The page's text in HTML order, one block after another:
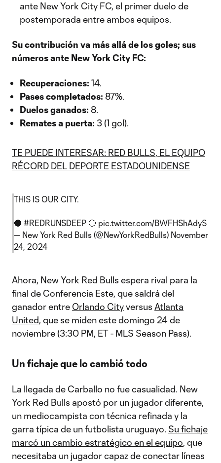
ante New York City FC, el primer duelo de
postemporada entre ambos equipos.
Su contribución va más allá de los goles; sus
números ante New York City FC:
Recuperaciones: 14.
Pases completados: 87%.
Duelos ganados: 8.
Remates a puerta: 3 (1 gol).
TE PUEDE INTERESAR: RED BULLS, EL EQUIPO
RÉCORD DEL DEPORTE ESTADOUNIDENSE
THIS IS OUR CITY.
🔴 #REDRUNSDEEP 🔴 pic.twitter.com/BWFHShAdyS
— New York Red Bulls (@NewYorkRedBulls) November
24, 2024
Ahora, New York Red Bulls espera rival para la
final de Conferencia Este, que saldrá del
ganador entre Orlando Cityversus Atlanta
United, que se miden este domingo 24 de
noviembre (3:30 PM, ET - MLS Season Pass).
Un fichaje que lo cambió todo
La llegada de Carballo no fue casualidad. New
York Red Bulls apostó por un jugador diferente,
un mediocampista con técnica refinada y la
garra típica de un futbolista uruguayo. Su fichaje
marcó un cambio estratégico en el equipo, que
necesitaba un jugador capaz de conectar líneas